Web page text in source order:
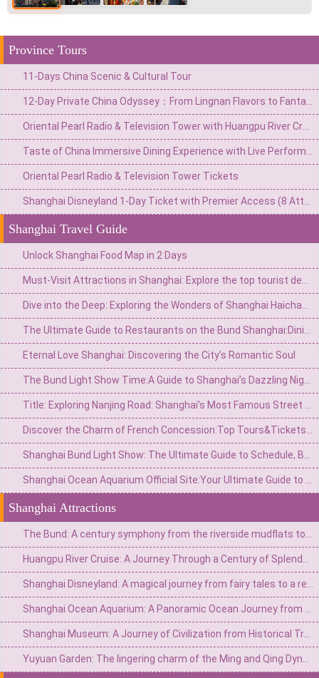
Province Tours
11-Days China Scenic & Cultural Tour
Oriental Pearl Radio & Television Tower Tickets
Shanghai Travel Guide
Unlock Shanghai Food Map in 2 Days
Eternal Love Shanghai: Discovering the City’s Romantic Soul
Shanghai Attractions